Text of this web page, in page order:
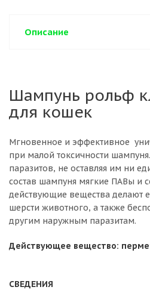
Описание
Шампунь рольф
для кошек
Мгновенное и эффективное
при малой токсичности
паразитов, не оставляя им ни
состав шампуня мягкие ПАВы и
действующие вещества делают
шерсти животного, а также
другим наружным паразитам.
Действующее вещество:
I.
СВЕДЕНИЯ